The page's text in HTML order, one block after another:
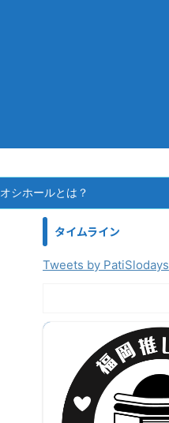
オシホールとは？
タイムライン
Tweets by PatiSlodays